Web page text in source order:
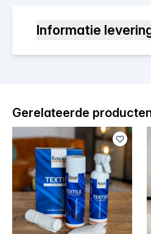
Informatie
Gerelateerde